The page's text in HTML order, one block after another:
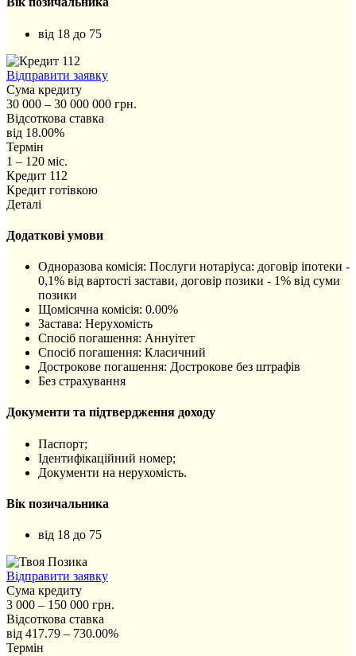
від 18 до 75
Відправити заявку
Сума кредиту
30 000 – 30 000 000 грн.
Відсоткова ставка
від 18.00%
Термін
1 – 120 міс.
Кредит 112
Кредит готівкою
Деталі
Додаткові умови
Одноразова комісія: Послуги нотаріуса: договір іпотеки -
0,1% від вартості застави, договір позики - 1% від суми
позики
Щомісячна комісія: 0.00%
Застава: Нерухомість
Спосіб погашення: Aннуітет
Спосіб погашення: Класичний
Дострокове погашення: Дострокове без штрафів
Без страхування
Документи та підтвердження доходу
Паспорт;
Ідентифікаційний номер;
Документи на нерухомість.
Вік позичальника
від 18 до 75
Відправити заявку
Сума кредиту
3 000 – 150 000 грн.
Відсоткова ставка
від 417.79 – 730.00%
Термін